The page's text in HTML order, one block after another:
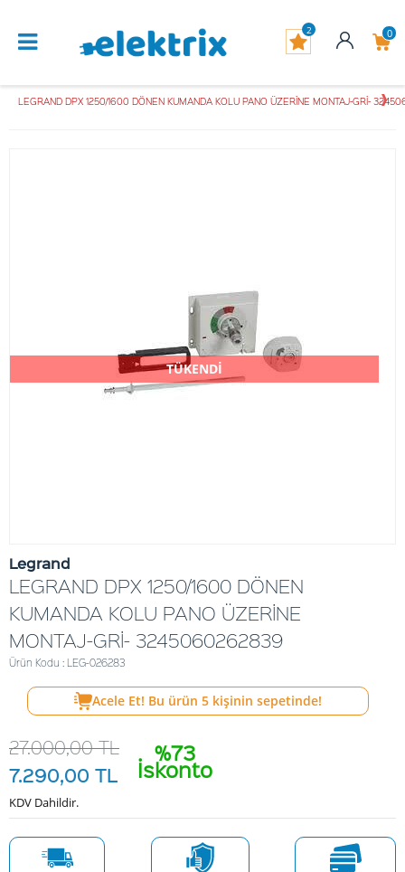
0
2
LEGRAND DPX 1250/1600 DÖNEN KUMANDA KOLU PANO ÜZERİNE MONTAJ-GRİ-
TÜKENDİ
Legrand
LEGRAND DPX 1250/1600 DÖNEN
KUMANDA KOLU PANO ÜZERİNE
MONTAJ-GRİ- 3245060262839
Ürün Kodu : LEG-026283
Acele Et! Bu ürün 5 kişinin sepetinde!
%73
İskonto
27.000,00TL
7.290,00 TL
KDV Dahildir.